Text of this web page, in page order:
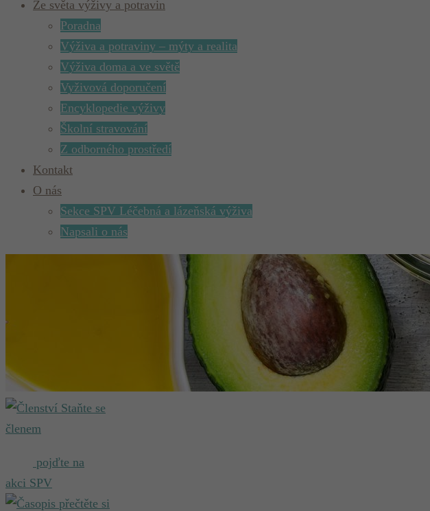
Ze světa výživy a potravin
Poradna
Výživa a potraviny – mýty a realita
Výživa doma a ve světě
Vyživová doporučení
Encyklopedie výživy
Školní stravování
Z odborného prostředí
Kontakt
O nás
Sekce SPV Léčebná a lázeňská výživa
Napsali o nás
Staňte se
členem
pojďte na
akci SPV
přečtěte si